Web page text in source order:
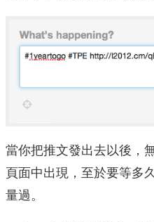
當你把推文發出去以後，
頁面中出現，至於要等多
量過。